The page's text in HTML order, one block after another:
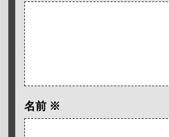
名前 ※